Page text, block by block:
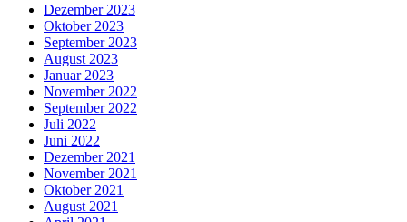
Dezember 2023
Oktober 2023
September 2023
August 2023
Januar 2023
November 2022
September 2022
Juli 2022
Juni 2022
Dezember 2021
November 2021
Oktober 2021
August 2021